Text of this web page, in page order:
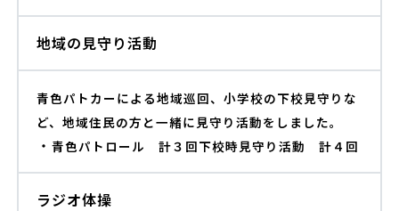
地域の見守り活動
青色パトカーによる地域巡回、小学校の下校見守りな
ど、地域住民の方と一緒に見守り活動をしました。
・ 青色パトロール 計３回下校時見守り活動 計４回
ラジオ体操